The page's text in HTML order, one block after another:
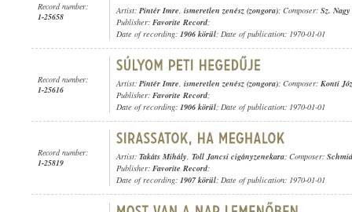
Record number:
1-25658
Artist: Pintér Imre, ismeretlen zenész (zongora); Composer: Sz.
Publisher: Favorite Record;
Date of recording: 1906 körül; Date of publication: 1970-01-01
Record number:
1-25616
Artist: Pintér Imre, ismeretlen zenész (zongora); Composer: Konti
Publisher: Favorite Record;
Date of recording: 1906 körül; Date of publication: 1970-01-01
Record number:
1-25819
Artist: Takáts Mihály, Toll Jancsi cigányzenekara; Composer:
Publisher: Favorite Record;
Date of recording: 1907 körül; Date of publication: 1970-01-01